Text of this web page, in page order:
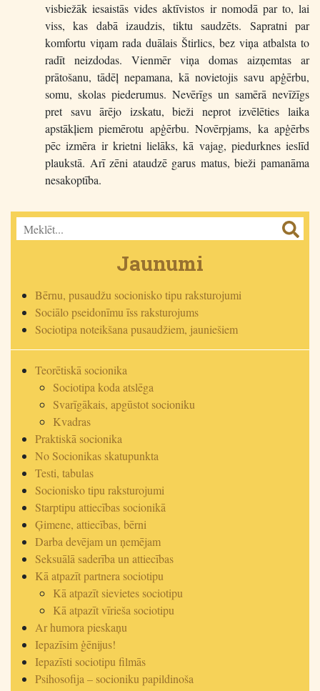
visbiežāk iesaistās vides aktīvistos ir nomodā par to, lai
viss, kas dabā izaudzis, tiktu saudzēts. Sapratni par
komfortu viņam rada duālais Štirlics, bez viņa atbalsta to
radīt neizdodas. Vienmēr viņa domas aizņemtas ar
prātošanu, tādēļ nepamana, kā novietojis savu apģērbu,
somu, skolas piederumus. Nevērīgs un samērā nevīžīgs
pret savu ārējo izskatu, bieži neprot izvēlēties laika
apstākļiem piemērotu apģērbu. Novērpjams, ka apģērbs
pēc izmēra ir krietni lielāks, kā vajag, piedurknes ieslīd
plaukstā. Arī zēni ataudzē garus matus, bieži pamanāma
nesakoptība.
Jaunumi
Bērnu, pusaudžu socionisko tipu raksturojumi
Sociālo pseidonīmu īss raksturojums
Sociotipa noteikšana pusaudžiem, jauniešiem
Teorētiskā socionika
Sociotipa koda atslēga
Svarīgākais, apgūstot socioniku
Kvadras
Praktiskā socionika
No Socionikas skatupunkta
Testi, tabulas
Socionisko tipu raksturojumi
Starptipu attiecības socionikā
Ģimene, attiecības, bērni
Darba devējam un ņemējam
Seksuālā saderība un attiecības
Kā atpazīt partnera sociotipu
Kā atpazīt sievietes sociotipu
Kā atpazīt vīrieša sociotipu
Ar humora pieskaņu
Iepazīsim ģēnijus!
Iepazīsti sociotipu filmās
Psihosofija – socioniku papildinoša